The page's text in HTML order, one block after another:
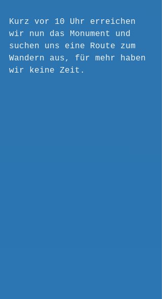
Kurz vor 10 Uhr erreichen
wir nun das Monument und
suchen uns eine Route zum
Wandern aus, für mehr haben
wir keine Zeit.